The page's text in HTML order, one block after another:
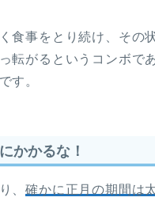
食事をとり続け、その
転がるというコンボで
す。
かかるな！
、確かに正月の期間は